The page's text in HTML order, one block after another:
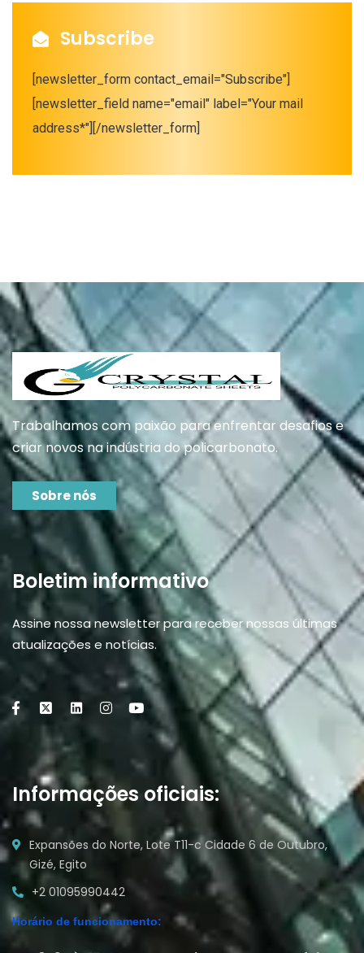
Subscribe
[newsletter_form contact_email="Subscribe"]
[newsletter_field name="email" label="Your mail
address*"][/newsletter_form]
Trabalhamos com paixão para enfrentar desafios e
criar novos na indústria do policarbonato.
Sobre nós
Boletim informativo
Assine nossa newsletter para receber nossas últimas
atualizações e notícias.
Informações oficiais:
Expansões do Norte, Lote T11-c Cidade 6 de Outubro,
Gizé, Egito
+2 01095990442
Horário de funcionamento: